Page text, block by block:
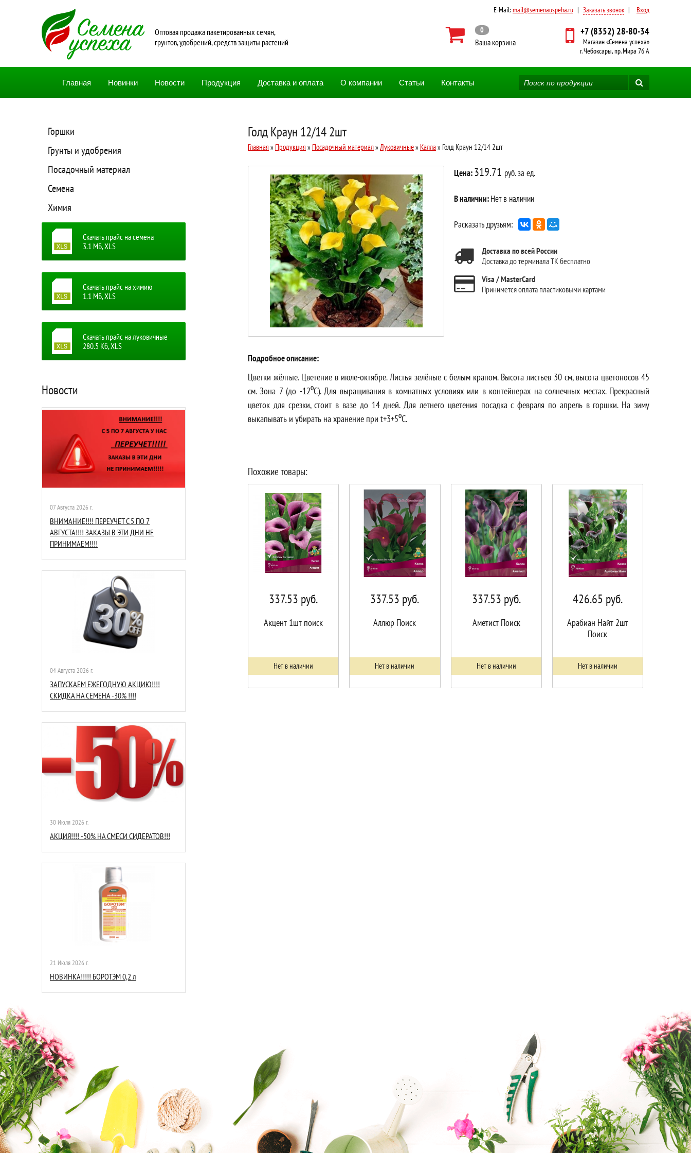
E-Mail:mail@semenauspeha.ru | Заказать звонок | Вход
Oптовая продажа пакетированных семян,
грунтов, удобрений, средств защиты растений
0
Ваша корзина
+7 (8352) 28-80-34
Магазин «Семена успеха»
г. Чебоксары, пр. Мира 76 А
Главная Новинки Новости Продукция Доставка и оплата О компании Статьи Контакты
Горшки
Грунты и удобрения
Посадочный материал
Семена
Химия
Скачать прайс на семена
3.1 MБ, XLS
Скачать прайс на химию
1.1 MБ, XLS
Скачать прайс на луковичные
280.5 Кб, XLS
Новости
07 Августа 2026 г.
ВНИМАНИЕ!!!! ПЕРЕУЧЕТ С 5 ПО 7
АВГУСТА!!!! ЗАКАЗЫ В ЭТИ ДНИ НЕ
ПРИНИМАЕМ!!!!
04 Августа 2026 г.
ЗАПУСКАЕМ ЕЖЕГОДНУЮ АКЦИЮ!!!!
СКИДКА НА СЕМЕНА -30% !!!!
30 Июля 2026 г.
АКЦИЯ!!!! -50% НА СМЕСИ СИДЕРАТОВ!!!
21 Июля 2026 г.
НОВИНКА!!!!! БОРОТЭМ 0,2 л
Голд Краун 12/14 2шт
Главная » Продукция » Посадочный материал» Луковичные» Калла» Голд Краун 12/14 2шт
Цена:319.71 руб. за ед.
В наличии:Нет в наличии
Расказать друзьям:
Доставка по всей России
Доставка до терминала ТК бесплатно
Visa / MasterCard
Принимется оплата пластиковыми картами
Подробное описание:
Цветки жёлтые. Цветение в июле-октябре. Листья зелёные с белым крапом. Высота листьев 30 см, высота цветоносов 45
см. Зона 7 (до -12⁰С). Для выращивания в комнатных условиях или в контейнерах на солнечных местах. Прекрасный
цветок для срезки, стоит в вазе до 14 дней. Для летнего цветения посадка с февраля по апрель в горшки. На зиму
выкапывать и убирать на хранение при t+3+5⁰С.
Похожие товары:
337.53 руб.
Акцент 1шт поиск
Нет в наличии
337.53 руб.
Аллюр Поиск
Нет в наличии
337.53 руб.
Аметист Поиск
Нет в наличии
426.65 руб.
Арабиан Найт 2шт
Поиск
Нет в наличии